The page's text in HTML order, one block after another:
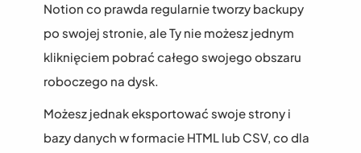
Notion co prawda regularnie tworzy backupy
po swojej stronie, ale Ty nie możesz jednym
kliknięciem pobrać całego swojego obszaru
roboczego na dysk.
Możesz jednak eksportować swoje strony i
bazy danych w formacie HTML lub CSV, co dla